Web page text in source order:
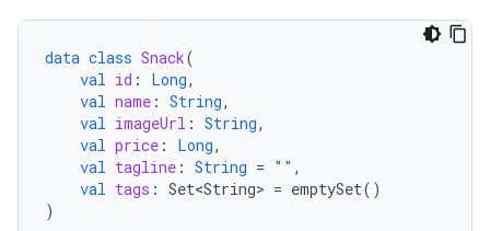
data class Snack(
val id : Long,
val name : String,
val imageUrl : String,
val price : Long,
val tagline : String = "" ,
val tags : Set<String> = emptySet()
)